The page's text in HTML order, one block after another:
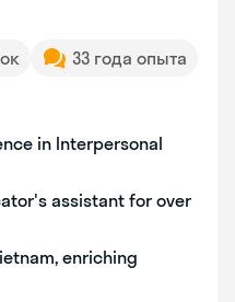
33 года опыта
in Interpersonal
assistant for over
enriching